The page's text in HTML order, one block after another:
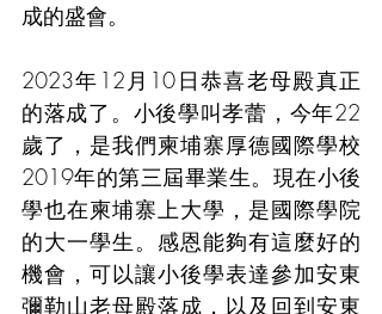
成的盛會。
2023年12月10日恭喜老母殿真正
的落成了。小後學叫孝蕾，今年22
歲了，是我們柬埔寨厚德國際學校
2019年的第三屆畢業生。現在小後
學也在柬埔寨上大學，是國際學院
的大一學生。感恩能夠有這麼好的
機會，可以讓小後學表達參加安東
彌勒山老母殿落成，以及回到安東